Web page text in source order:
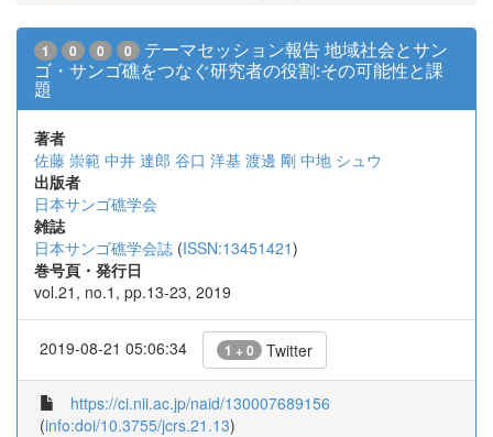
1 0 0 0
テーマセッション報告 地域社会とサン
ゴ・サンゴ礁をつなぐ研究者の役割:その可能性と課
題
著者
佐藤 崇範 中井 達郎 谷口 洋基 渡邊 剛 中地 シュウ
出版者
日本サンゴ礁学会
雑誌
日本サンゴ礁学会誌 (ISSN:13451421)
巻号頁・発行日
vol.21, no.1, pp.13-23, 2019
2019-08-21 05:06:34 1 + 0 Twitter
https://ci.nii.ac.jp/naid/130007689156
(info:doi/10.3755/jcrs.21.13)